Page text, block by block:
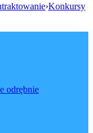
›Konkursy
odrębnie